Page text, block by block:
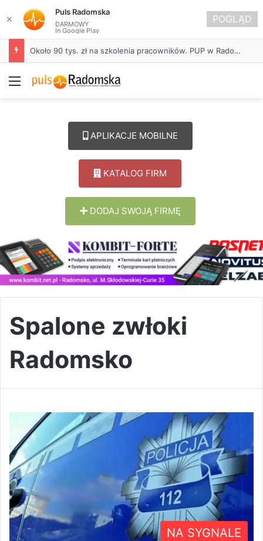
Około 90 tys. zł na szkolenia pracowników. PUP w Radomsku ogłasza nabór wniosków
Menu
APLIKACJE MOBILNE
KATALOG FIRM
DODAJ SWOJĄ FIRMĘ
Spalone zwłoki
Radomsko
NA SYGNALE
✕
Puls Radomska
DARMOWY
In Google Play
POGLĄD